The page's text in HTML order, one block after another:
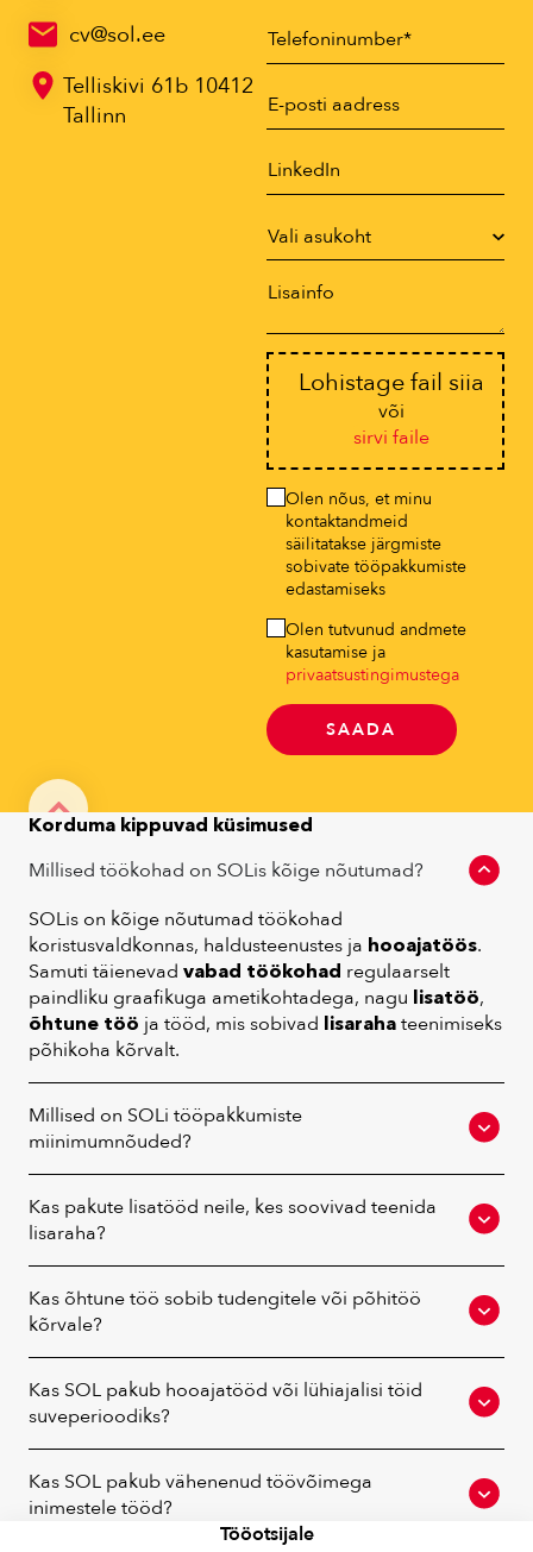
cv@sol.ee
Telliskivi 61b 10412
Tallinn
Lohistage fail siia
või
sirvi faile
Olen nõus, et minu
kontaktandmeid
säilitatakse järgmiste
sobivate tööpakkumiste
edastamiseks
Olen tutvunud andmete
kasutamise ja
privaatsustingimustega
SAADA
Korduma kippuvad küsimused
Millised töökohad on SOLis kõige nõutumad?
SOLis on kõige nõutumad töökohad
koristusvaldkonnas, haldusteenustes ja hooajatöös.
Samuti täienevad vabad töökohad regulaarselt
paindliku graafikuga ametikohtadega, nagu lisatöö,
õhtune töö ja tööd, mis sobivad lisaraha teenimiseks
põhikoha kõrvalt.
Millised on SOLi tööpakkumiste
miinimumnõuded?
Kas pakute lisatööd neile, kes soovivad teenida
lisaraha?
Kas õhtune töö sobib tudengitele või põhitöö
kõrvale?
Kas SOL pakub hooajatööd või lühiajalisi töid
suveperioodiks?
Kas SOL pakub vähenenud töövõimega
inimestele tööd?
Tööotsijale